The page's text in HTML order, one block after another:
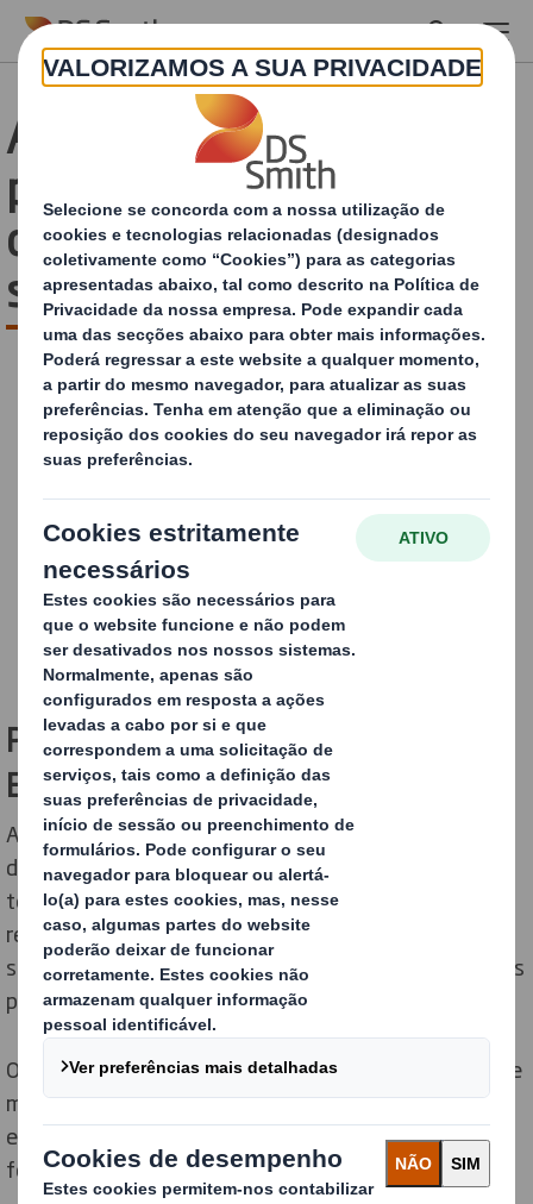
Skip to main content
Ajudamo-lo a preparar-se
para a economia circular
com um packaging
sustentável
PACKAGING QUE O AJUDA COM A
ECONOMIA CIRCULAR
A sustentabilidade tem cada vez mais peso nas
decisões de compra dos consumidores. Ao mesmo
tempo, crescem as expetativas de que as empresas
reduzam o seu impacto no meio ambiente e que,
sempre que possível, criem um impacto positivo para as
pessoas e para o planeta.
Os clientes estabelecem objetivos de sustentabilidade
mais ambiciosos e procuram integrar os princípios da
economia circular em toda a sua cadeia de
fornecimento.